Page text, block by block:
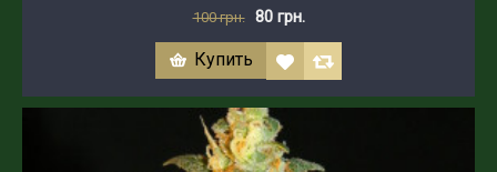
100 грн. 80 грн.
Купить